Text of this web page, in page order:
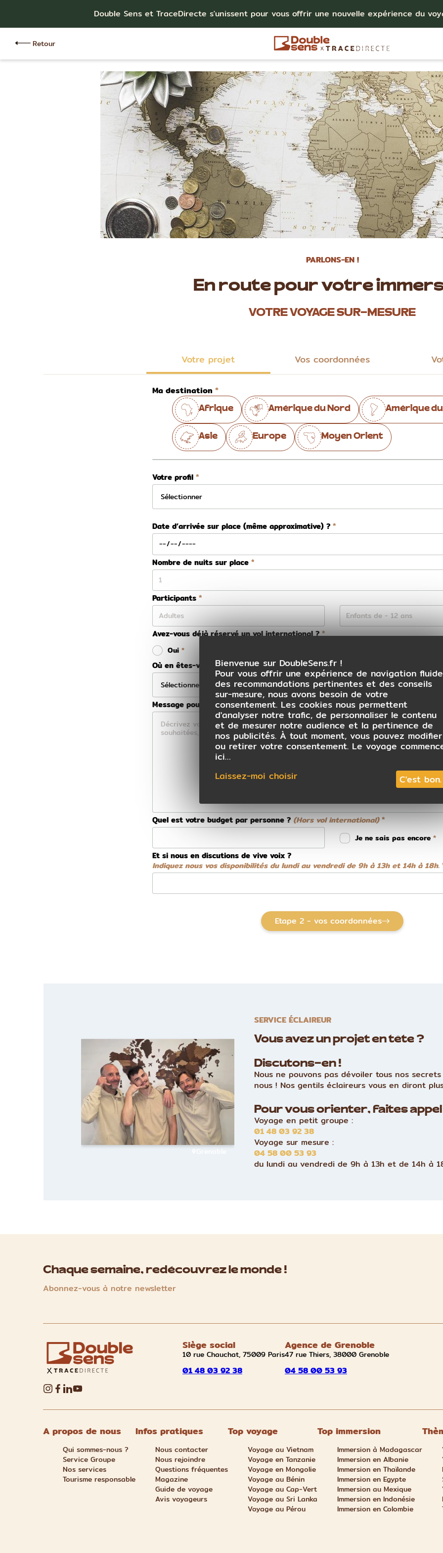
Double Sens et TraceDirecte s'unissent pour vous offrir une nouvelle expérience du
Retour
PARLONS-EN !
En route pour votre
VOTRE VOYAGE SUR-MESURE
Votre projet Vos coordonnées
Ma destination
Afrique Amérique du Nord Amérique du
Asie Europe Moyen Orient
Votre profil
Date d’arrivée sur place (même approximative) ?
Nombre de nuits sur place
Participants
Avez-vous déjà réservé un vol international ?
Oui
Où en êtes-vous dans la préparation de votre voyage ?
Message pour votre conseiller
Quel est votre budget par personne ? (Hors vol international)
Je ne sais pas encore
Et si nous en discutions de vive voix ?
Indiquez nous vos disponibilités du lundi au vendredi de 9h à 13h et 14h à 18h.
Etape 2 - vos coordonnées
Grenoble
SERVICE ÉCLAIREUR
Vous avez un projet en tête ?
Discutons-en !
Nous ne pouvons pas dévoiler tous nos
nous ! Nos gentils éclaireurs vous en diront
Pour vous orienter, faites appel
Voyage en petit groupe :
01 48 03 92 38
Voyage sur mesure :
04 58 00 53 93
du lundi au vendredi de 9h à 13h et de 14h à
Chaque semaine, redécouvrez le monde !
Abonnez-vous à notre newsletter
Siège social
10 rue Chauchat, 75009 Paris
01 48 03 92 38
Agence de Grenoble
47 rue Thiers, 38000 Grenoble
04 58 00 53 93
A propos de nous
Qui sommes-nous ?
Service Groupe
Nos services
Tourisme responsable
Infos pratiques
Nous contacter
Nous rejoindre
Questions fréquentes
Magazine
Guide de voyage
Avis voyageurs
Top voyage
Voyage au Vietnam
Voyage en Tanzanie
Voyage en Mongolie
Voyage au Bénin
Voyage au Cap-Vert
Voyage au Sri Lanka
Voyage au Pérou
Top immersion
Immersion à Madagascar
Immersion en Albanie
Immersion en Thaïlande
Immersion en Egypte
Immersion au Mexique
Immersion en Indonésie
Immersion en Colombie
Bienvenue sur DoubleSens.fr !
Pour vous offrir une expérience de navigation
des recommandations pertinentes et des conseils
sur-mesure, nous avons besoin de votre
consentement. Les cookies nous permettent
d'analyser notre trafic, de personnaliser le contenu
et de mesurer notre audience et la pertinence de
nos publicités. À tout moment, vous pouvez modifier
ou retirer votre consentement. Le voyage
ici…
Laissez-moi choisir
C'est bon.